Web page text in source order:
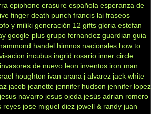
epiphone erasure española esperanza de
finger death punch francis lai fraseos
y miliki generación 12 gifts gloria estefan
google plus grupo fernandez guardian guia
handel himnos nacionales how to
incubus ingrid rosario inner circle
invasores de nuevo leon inventos iron man
houghton ivan arana j alvarez jack white
jacob jeanette jennifer hudson jennifer lopez
jesus navarro jesus ojeda jesús adrian romero
reyes jose miguel diez jowell & randy juan